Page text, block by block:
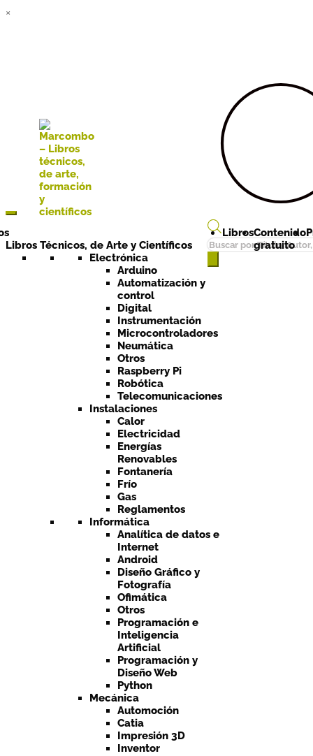
×
Búsqueda
de
Libros Técnicos, de Arte y Científicos
Electrónica
Arduino
Automatización y
control
Digital
Instrumentación
Microcontroladores
Neumática
Otros
Raspberry Pi
Robótica
Telecomunicaciones
Instalaciones
Calor
Electricidad
Energías
Renovables
Fontanería
Frío
Gas
Reglamentos
Informática
Analítica de datos e
Internet
Android
Diseño Gráfico y
Fotografía
Ofimática
Otros
Programación e
Inteligencia
Artificial
Programación y
Diseño Web
Python
Mecánica
Automoción
Catia
Impresión 3D
Inventor
LibrosContenido
gratuito